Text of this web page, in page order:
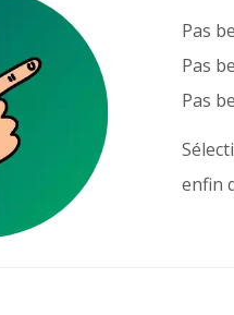
Pas
Pas
Pas
enfin